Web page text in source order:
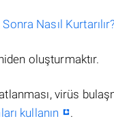
Nasıl
oluşturmaktır.
virüs
kullanın .